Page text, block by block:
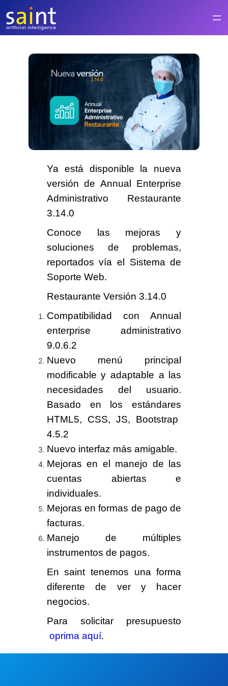
contenido
Ya está disponible la nueva
versión de Annual Enterprise
Administrativo Restaurante
3.14.0
Conoce las mejoras y
soluciones de problemas,
reportados vía el Sistema de
Soporte Web.
Restaurante Versión 3.14.0
Compatibilidad conAnnual
enterprise administrativo
9.0.6.2
Nuevo menú principal
modificable y adaptable a las
necesidades del usuario.
Basado en los estándares
HTML5, CSS, JS, Bootstrap
4.5.2
Nuevo interfaz más amigable.
Mejoras en el manejo de las
cuentas abiertas e
individuales.
Mejoras en formas de pago de
facturas.
Manejo de múltiples
instrumentos de pagos.
En saint tenemos una forma
diferente de ver y hacer
negocios.
Para solicitar presupuesto
oprima aquí.